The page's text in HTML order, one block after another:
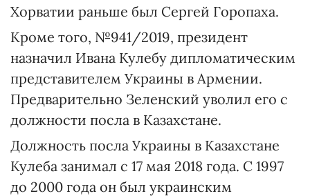
Хорватии раньше был Сергей Горопаха.
Кроме того, №941/2019, президент
назначил Ивана Кулебу дипломатическим
представителем Украины в Армении.
Предварительно Зеленский уволил его с
должности посла в Казахстане.
Должность посла Украины в Казахстане
Кулеба занимал с 17 мая 2018 года. С 1997
до 2000 года он был украинским